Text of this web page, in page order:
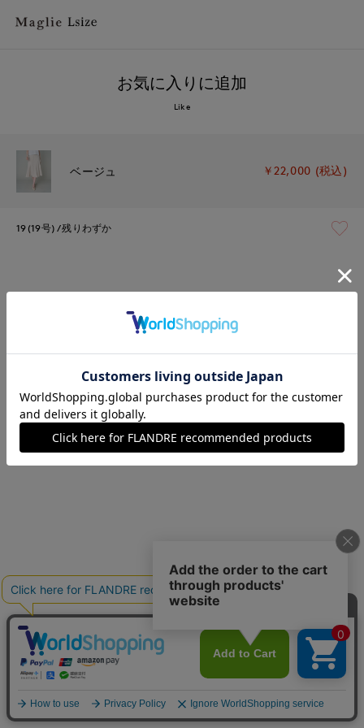
お気に入りに追加
Like
ベージュ ￥22,000 (税込)
19(19号) 残りわずか